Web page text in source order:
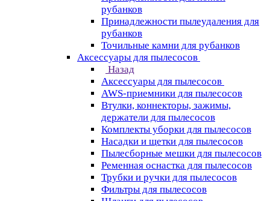
рубанков
Принадлежности пылеудаления для
рубанков
Точильные камни для рубанков
Аксессуары для пылесосов
Назад
Аксессуары для пылесосов
AWS-приемники для пылесосов
Втулки, коннекторы, зажимы,
держатели для пылесосов
Комплекты уборки для пылесосов
Насадки и щетки для пылесосов
Пылесборные мешки для пылесосов
Ременная оснастка для пылесосов
Трубки и ручки для пылесосов
Фильтры для пылесосов